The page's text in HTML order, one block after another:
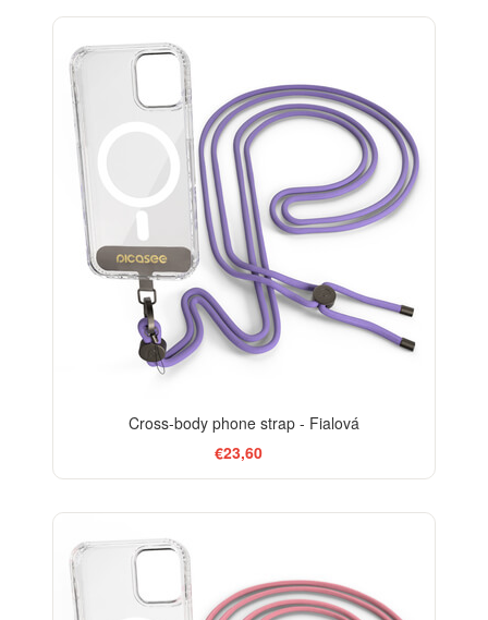
Cross-body phone strap - Fialová
€23,60